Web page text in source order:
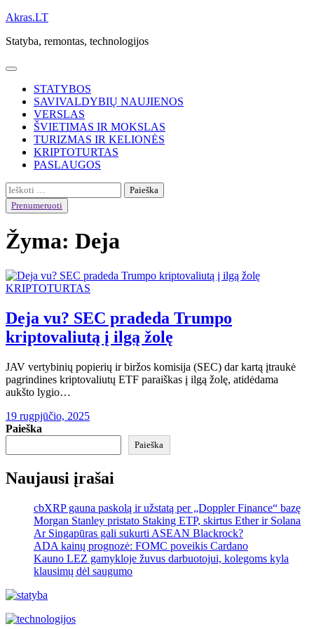
Skip
content
Akras.LT
Statyba, remontas, technologijos
STATYBOS
SAVIVALDYBIŲ NAUJIENOS
VERSLAS
ŠVIETIMAS IR MOKSLAS
TURIZMAS IR KELIONĖS
KRIPTOTURTAS
PASLAUGOS
Ieškoti:
Prenumeruoti
Žyma: Deja
KRIPTOTURTAS
Deja vu? SEC pradeda Trumpo
kriptovaliutą į ilgą žolę
JAV vertybinių popierių ir biržos komisija (SEC) dar kartą įtraukė
pagrindines kriptovaliutų ETF paraiškas į ilgą žolę, atidėdama
aukšto lygio…
19 rugpjūčio, 2025
Paieška
Paieška
Naujausi įrašai
cbXRP gauna paskolą ir užstatą per „Doppler Finance“ bazę
Morgan Stanley pristato Staking ETP, skirtus Ether ir Solana
Ar Singapūras gali sukurti ASEAN Blackrock?
ADA kainų prognozė: FOMC poveikis Cardano
Kauno LEZ gamykloje žuvus darbuotojui, kolegoms kyla
klausimų dėl saugumo